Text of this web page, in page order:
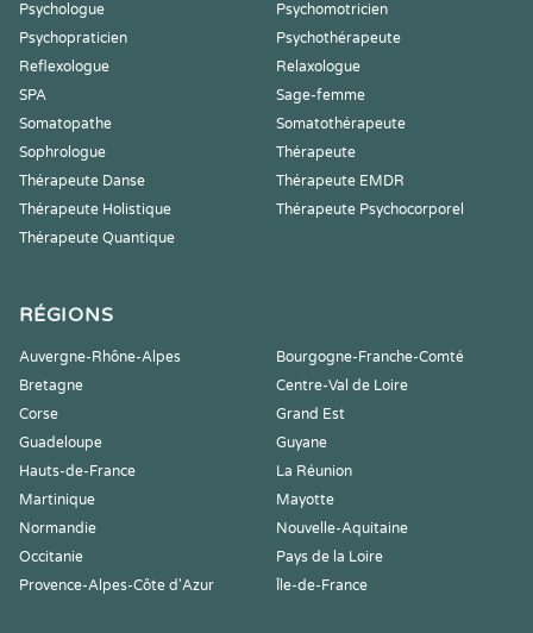
Psychologue
Psychomotricien
Psychopraticien
Psychothérapeute
Reflexologue
Relaxologue
SPA
Sage-femme
Somatopathe
Somatothérapeute
Sophrologue
Thérapeute
Thérapeute Danse
Thérapeute EMDR
Thérapeute Holistique
Thérapeute Psychocorporel
Thérapeute Quantique
RÉGIONS
Auvergne-Rhône-Alpes
Bourgogne-Franche-Comté
Bretagne
Centre-Val de Loire
Corse
Grand Est
Guadeloupe
Guyane
Hauts-de-France
La Réunion
Martinique
Mayotte
Normandie
Nouvelle-Aquitaine
Occitanie
Pays de la Loire
Provence-Alpes-Côte d'Azur
Île-de-France